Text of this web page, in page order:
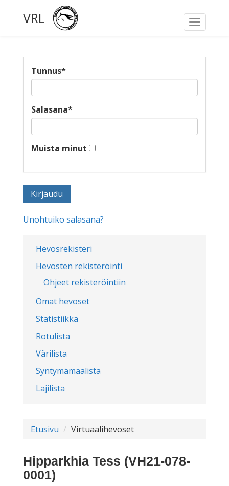
Toggle
VRL
Hevosrekisteri
Hevosten rekisteröinti
Ohjeet rekisteröintiin
Omat hevoset
Statistiikka
Rotulista
Värilista
Syntymämaalista
Lajilista
Tunnus*
Salasana*
Muista minut
Unohtuiko salasana?
Etusivu Virtuaalihevoset
Hipparkhia Tess (VH21-078-
0001)